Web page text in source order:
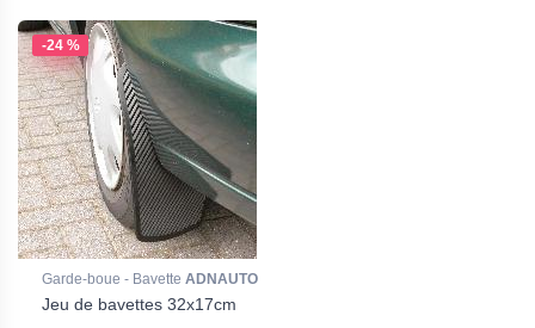
-24 %
Garde-boue - Bavette ADNAUTO
Jeu de bavettes 32x17cm